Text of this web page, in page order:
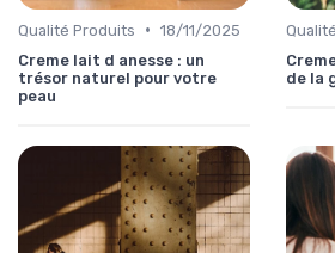
Qualité Produits • 18/11/2025
Creme lait d anesse : un
trésor naturel pour votre
peau
de la